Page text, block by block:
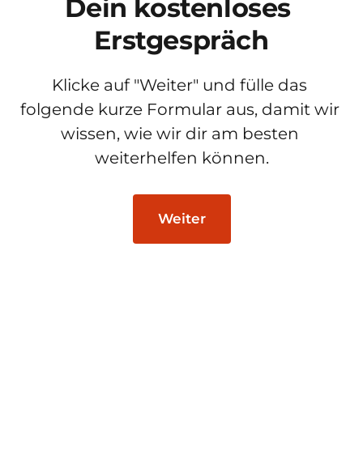
Dein kostenloses
Erstgespräch
Klicke auf "Weiter" und fülle das
folgende kurze Formular aus, damit wir
wissen, wie wir dir am besten
weiterhelfen können.
Weiter